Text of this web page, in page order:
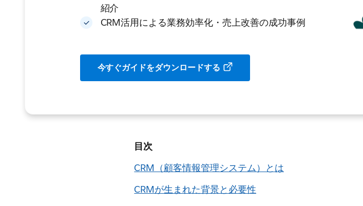
紹介
CRM活用による業務効率化・売上改善の成功事例
今すぐガイドをダウンロードする
目次
CRM（顧客情報管理システム）とは
CRMが生まれた背景と必要性